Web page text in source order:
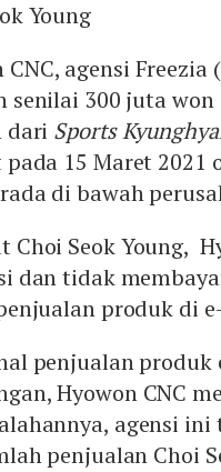
Young
CNC, agensi
senilai 300 juta
dari Sports
15 Maret 2021
di bawah
Choi Seok Young,
dan tidak
produk di
penjualan
Hyowon CNC
agensi
penjualan Choi